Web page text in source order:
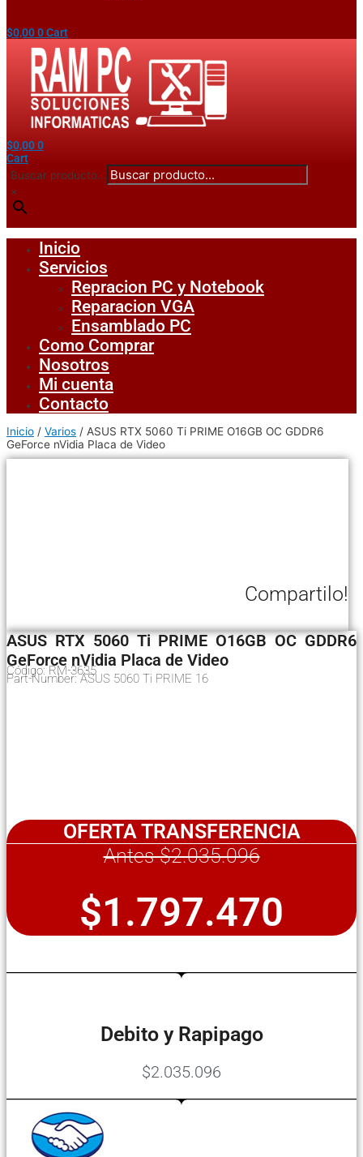
$0,000Cart
$0,000
Cart
Buscar producto...
×
Inicio
Servicios
Repracion PC y Notebook
Reparacion VGA
Ensamblado PC
Como Comprar
Nosotros
Mi cuenta
Contacto
Inicio / Varios / ASUS RTX 5060 Ti PRIME O16GB OC GDDR6
GeForce nVidia Placa de Video
Compartilo!
ASUS RTX 5060 Ti PRIME O16GB OC GDDR6
GeForce nVidia Placa de Video
Código: RM-3635
Part-Number: ASUS 5060 Ti PRIME 16
OFERTA TRANSFERENCIA
Antes $2.035.096
$1.797.470
Debito y Rapipago
$2.035.096